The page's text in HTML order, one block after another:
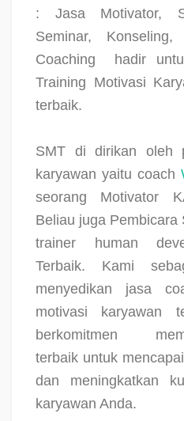
: Jasa Motivator,
Seminar,
Coaching
hadir
Training Motivasi
terbaik.
SMT di dirikan oleh
karyawan yaitu coach
seorang Motivator
Beliau juga Pembicara
trainer human
Terbaik. Kami
menyedikan jasa
motivasi karyawan
berkomitmen
terbaik untuk
dan meningkatkan
karyawan Anda.